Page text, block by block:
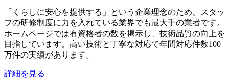
「くらしに安心を提供する」という企業理念のため、スタッ
フの研修制度に力を入れている業界でも最大手の業者です。
ホームページでは有資格者の数を掲示し、技術品質の向上を
目指しています。高い技術と丁寧な対応で年間対応件数100
万件の実績があります。
詳細を見る